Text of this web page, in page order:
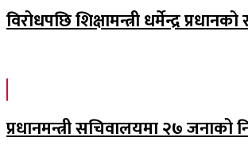
विरोधपछि शिक्षामन्त्री धर्मेन्द्र प्रधानको
प्रधानमन्त्री सचिवालयमा २७ जनाको